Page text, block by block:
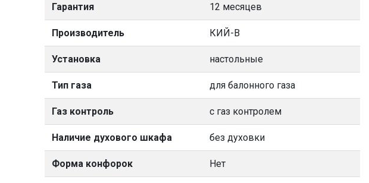
Гарантия 12 месяцев
Производитель КИЙ-В
Установка настольные
Тип газа для балонного газа
Газ контроль с газ контролем
Наличие духового шкафа без духовки
Форма конфорок Нет